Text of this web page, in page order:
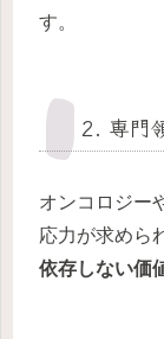
す。
2. 専門
オンコロジー
応力が求めら
依存しない価